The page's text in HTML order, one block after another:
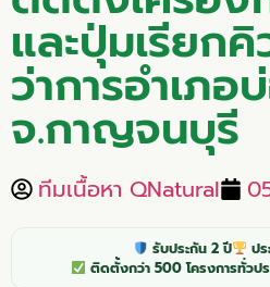
และปุ่มเรียก
ว่าการอำเภ
จ.กาญจนบุรี
ทีมเนื้อหา QNatural
รับประกัน 2 ปี
ป
ติดตั้งกว่า 500 โครงการทั่วปร